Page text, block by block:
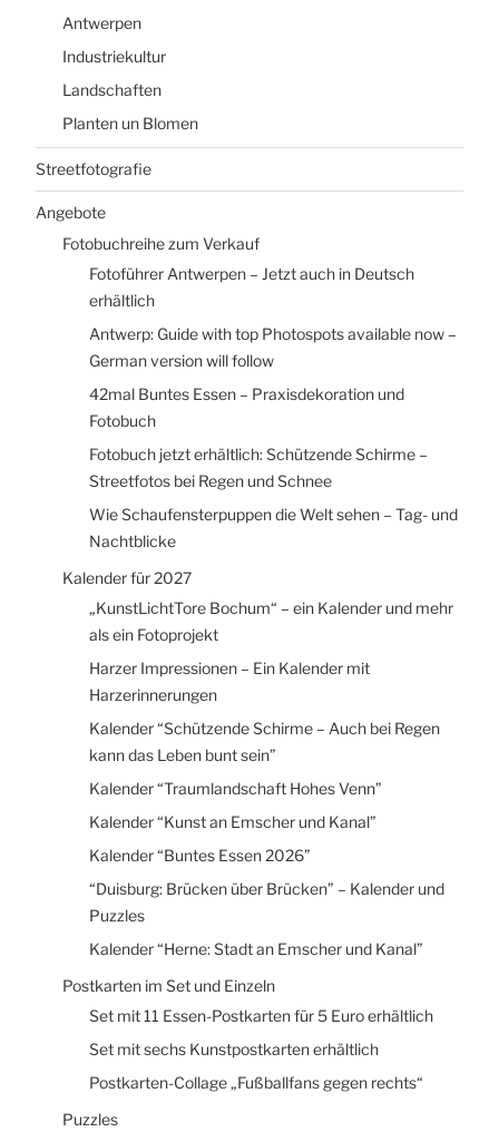
Antwerpen
Industriekultur
Landschaften
Planten un Blomen
Streetfotografie
Angebote
Fotobuchreihe zum Verkauf
Fotoführer Antwerpen – Jetzt auch in Deutsch
erhältlich
Antwerp: Guide with top Photospots available now –
German version will follow
42mal Buntes Essen – Praxisdekoration und
Fotobuch
Fotobuch jetzt erhältlich: Schützende Schirme –
Streetfotos bei Regen und Schnee
Wie Schaufensterpuppen die Welt sehen – Tag- und
Nachtblicke
Kalender für 2027
„KunstLichtTore Bochum“ – ein Kalender und mehr
als ein Fotoprojekt
Harzer Impressionen – Ein Kalender mit
Harzerinnerungen
Kalender “Schützende Schirme – Auch bei Regen
kann das Leben bunt sein”
Kalender “Traumlandschaft Hohes Venn”
Kalender “Kunst an Emscher und Kanal”
Kalender “Buntes Essen 2026”
“Duisburg: Brücken über Brücken” – Kalender und
Puzzles
Kalender “Herne: Stadt an Emscher und Kanal”
Postkarten im Set und Einzeln
Set mit 11 Essen-Postkarten für 5 Euro erhältlich
Set mit sechs Kunstpostkarten erhältlich
Postkarten-Collage „Fußballfans gegen rechts“
Puzzles